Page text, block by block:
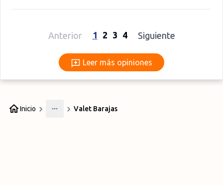
Anterior 1 2 3 4 Siguiente
Leer más opiniones
Leer más opiniones
Inicio
More
Valet Barajas